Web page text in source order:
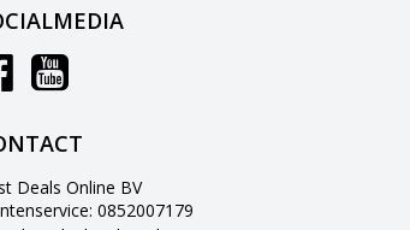
Deals Online BV
0852007179